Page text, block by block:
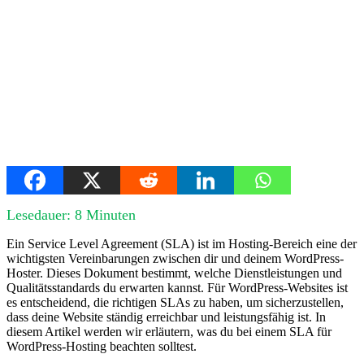
Lesedauer: 8 Minuten
Ein Service Level Agreement (SLA) ist im Hosting-Bereich eine der
wichtigsten Vereinbarungen zwischen dir und deinem WordPress-
Hoster. Dieses Dokument bestimmt, welche Dienstleistungen und
Qualitätsstandards du erwarten kannst. Für WordPress-Websites ist
es entscheidend, die richtigen SLAs zu haben, um sicherzustellen,
dass deine Website ständig erreichbar und leistungsfähig ist. In
diesem Artikel werden wir erläutern, was du bei einem SLA für
WordPress-Hosting beachten solltest.